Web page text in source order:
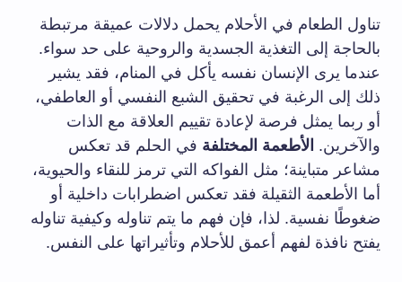
تناول الطعام في الأحلام يحمل دلالات عميقة مرتبطة
بالحاجة إلى التغذية الجسدية والروحية على حد سواء.
عندما يرى الإنسان نفسه يأكل في المنام، فقد يشير
ذلك إلى الرغبة في تحقيق الشبع النفسي أو العاطفي،
أو ربما يمثل فرصة لإعادة تقييم العلاقة مع الذات
والآخرين. الأطعمة المختلفة في الحلم قد تعكس
مشاعر متباينة؛ مثل الفواكه التي ترمز للنقاء والحيوية،
أما الأطعمة الثقيلة فقد تعكس اضطرابات داخلية أو
ضغوطًا نفسية. لذا، فإن فهم ما يتم تناوله وكيفية تناوله
يفتح نافذة لفهم أعمق للأحلام وتأثيراتها على النفس.